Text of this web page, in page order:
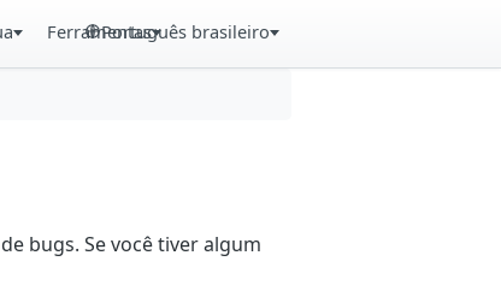
FerramentasPortuguês brasileiro
bugs. Se você tiver algum